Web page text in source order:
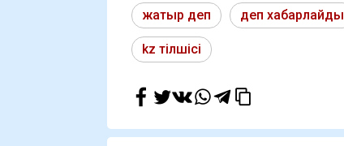
жатыр деп деп хабарлайды
kz тілшісі